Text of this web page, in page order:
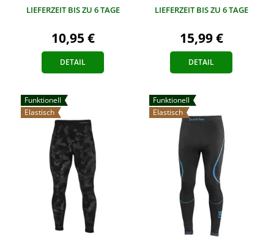
LIEFERZEIT BIS ZU 6 TAGE
10,95 €
DETAIL
LIEFERZEIT BIS ZU 6 TAGE
15,99 €
DETAIL
Funktionell
Elastisch
Funktionell
Elastisch